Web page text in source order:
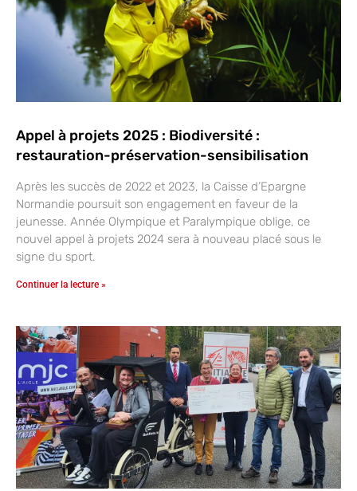
Appel à projets 2025 : Biodiversité :
restauration-préservation-sensibilisation
Après les succès de 2022 et 2023, la Caisse d’Epargne
Normandie poursuit son engagement en faveur de la
jeunesse. Année Olympique et Paralympique oblige, ce
nouvel appel à projets 2024 sera à nouveau placé sous le
signe du sport.
Continuer la lecture »